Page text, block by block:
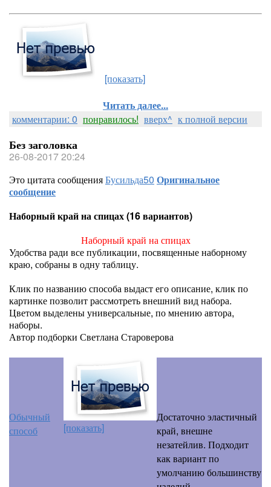
[показать]
Читать далее...
комментарии: 0 понравилось! вверх^ к полной версии
Без заголовка
26-08-2017 20:24
Это цитата сообщенияБусильда50 Оригинальное
сообщение
Наборный край на спицах (16 вариантов)
Наборный край на спицах
Удобства ради все публикации, посвященные наборному
краю, собраны в одну таблицу.
Клик по названию способа выдаст его описание, клик по
картинке позволит рассмотреть внешний вид набора.
Цветом выделены универсальные, по мнению автора,
наборы.
Автор подборки Светлана Староверова
Обычный
способ
[показать]
Достаточно эластичный
край, внешне
незатейлив. Подходит
как вариант по
умолчанию большинству